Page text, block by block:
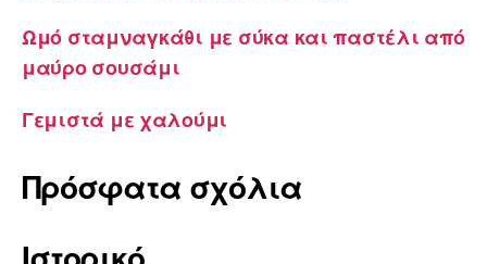
Ωμό σταμναγκάθι με σύκα και παστέλι από
μαύρο σουσάμι
Γεμιστά με χαλούμι
Πρόσφατα σχόλια